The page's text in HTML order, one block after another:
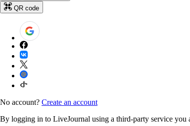
QR code
No account? Create an account
By logging in to LiveJournal using a third-party service you